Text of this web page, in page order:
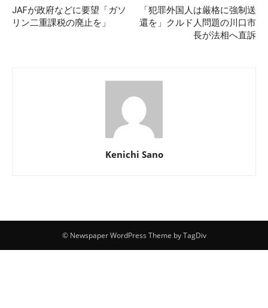
JAFが政府などに要望「ガソ
リン二重課税の廃止を」
「犯罪外国人は厳格に強制送
還を」クルド人問題の川口市
長が法相へ直訴
Kenichi Sano
© Newspaper WordPress Theme by TagDiv